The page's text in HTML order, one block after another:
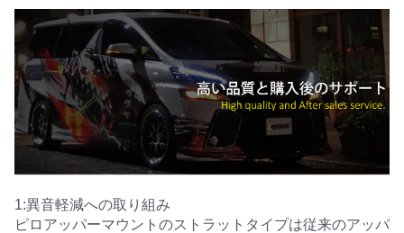
1:異音軽減への取り組み
ピロアッパーマウントのストラットタイプは従来のアッパ